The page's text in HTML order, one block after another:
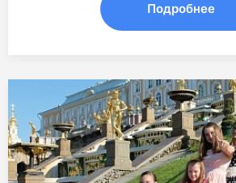
Подробнее